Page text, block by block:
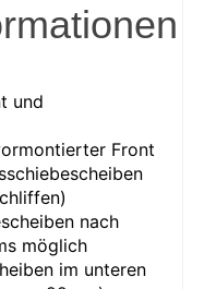
und
Front
nach
möglich
im unteren